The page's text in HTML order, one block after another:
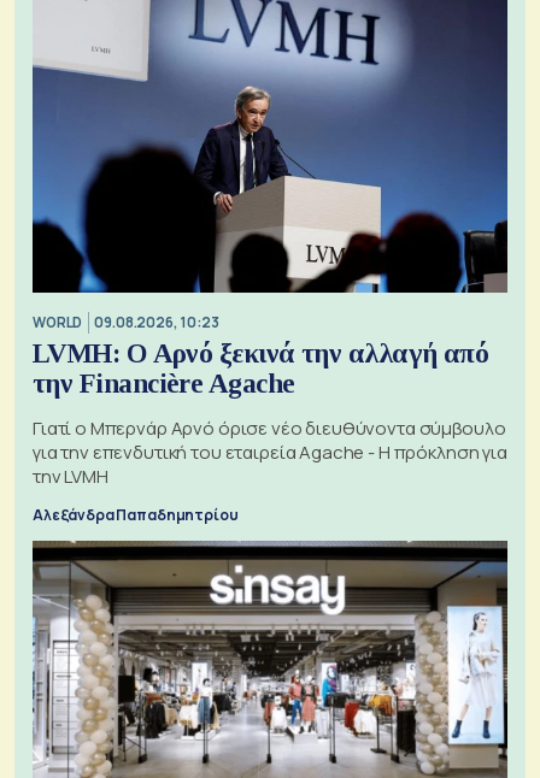
WORLD 09.08.2026, 10:23
LVMH: Ο Αρνό ξεκινά την αλλαγή από
την Financière Agache
Γιατί ο Μπερνάρ Αρνό όρισε νέο διευθύνοντα σύμβουλο
για την επενδυτική του εταιρεία Agache - Η πρόκληση για
την LVMH
Αλεξάνδρα Παπαδημητρίου